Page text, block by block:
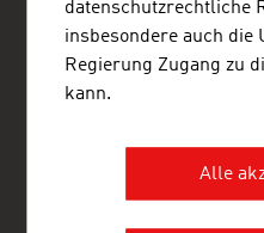
ADVANTAGE AUSTRIA
datenschutzrechtliche
insbesondere auch die
Regierung Zugang zu
kann.
Alle